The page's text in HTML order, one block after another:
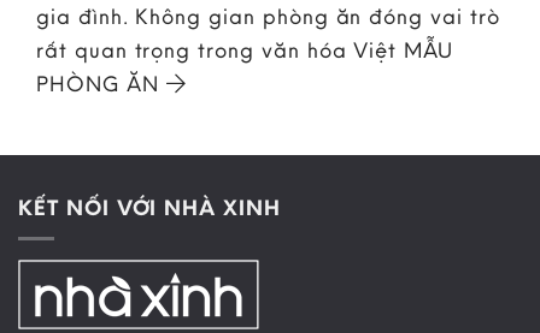
gia đình. Không gian phòng ăn đóng vai trò
rất quan trọng trong văn hóa Việt MẪU
PHÒNG ĂN
KẾT NỐI VỚI NHÀ XINH